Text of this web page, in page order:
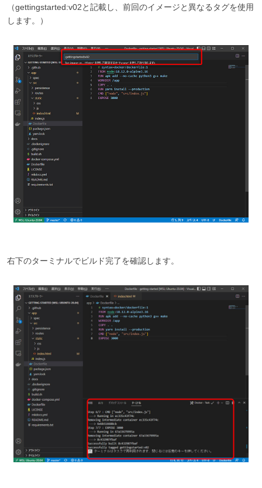
（gettingstarted:v02と記載し、前回のイメージと異なるタグを使用
します。）
右下のターミナルでビルド完了を確認します。